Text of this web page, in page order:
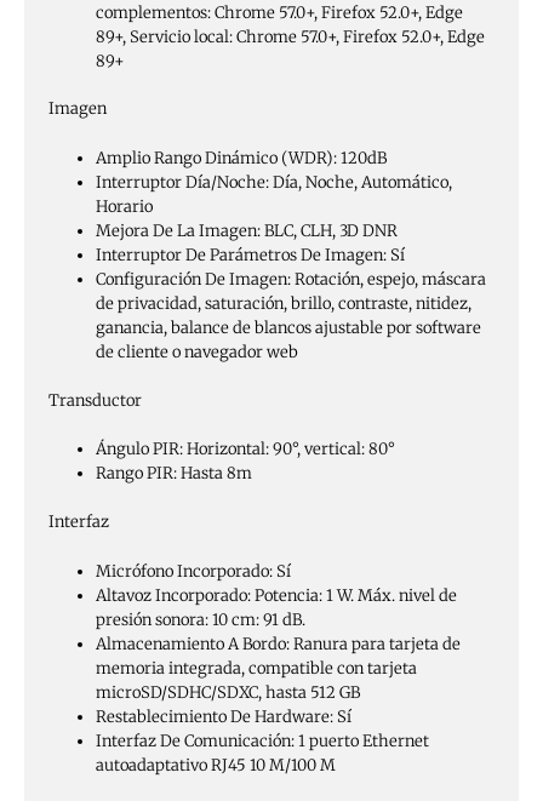
complementos: Chrome 57.0+, Firefox 52.0+, Edge
89+, Servicio local: Chrome 57.0+, Firefox 52.0+, Edge
89+
Imagen
Amplio Rango Dinámico (WDR):120dB
Interruptor Día/Noche:Día, Noche, Automático,
Horario
Mejora De La Imagen:BLC, CLH, 3D DNR
Interruptor De Parámetros De Imagen: Sí
Configuración De Imagen:Rotación, espejo, máscara
de privacidad, saturación, brillo, contraste, nitidez,
ganancia, balance de blancos ajustable por software
de cliente o navegador web
Transductor
Ángulo PIR:Horizontal: 90°, vertical: 80°
Rango PIR:Hasta 8m
Interfaz
Micrófono Incorporado: Sí
Altavoz Incorporado:Potencia: 1 W. Máx. nivel de
presión sonora: 10 cm: 91 dB.
Almacenamiento A Bordo:Ranura para tarjeta de
memoria integrada, compatible con tarjeta
microSD/SDHC/SDXC, hasta 512 GB
Restablecimiento De Hardware: Sí
Interfaz De Comunicación:1 puerto Ethernet
autoadaptativo RJ45 10 M/100 M